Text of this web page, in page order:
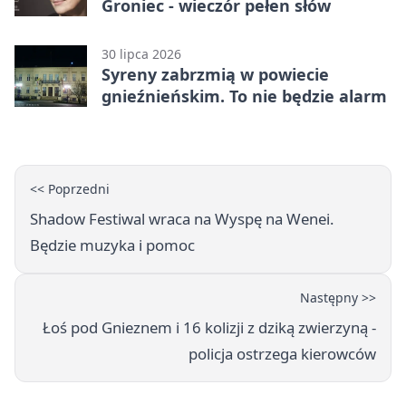
Groniec - wieczór pełen słów
30 lipca 2026
Syreny zabrzmią w powiecie
gnieźnieńskim. To nie będzie alarm
<< Poprzedni
Shadow Festiwal wraca na Wyspę na Wenei.
Będzie muzyka i pomoc
Następny >>
Łoś pod Gnieznem i 16 kolizji z dziką zwierzyną -
policja ostrzega kierowców